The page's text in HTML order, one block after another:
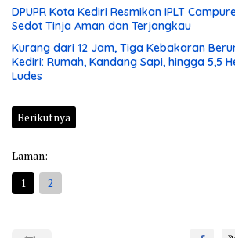
DPUPR Kota Kediri Resmikan IPLT
Sedot Tinja Aman dan Terjangkau
Kurang dari 12 Jam, Tiga Kebakaran
Kediri: Rumah, Kandang Sapi, hingga 5,5
Ludes
Berikutnya
Laman:
1
2